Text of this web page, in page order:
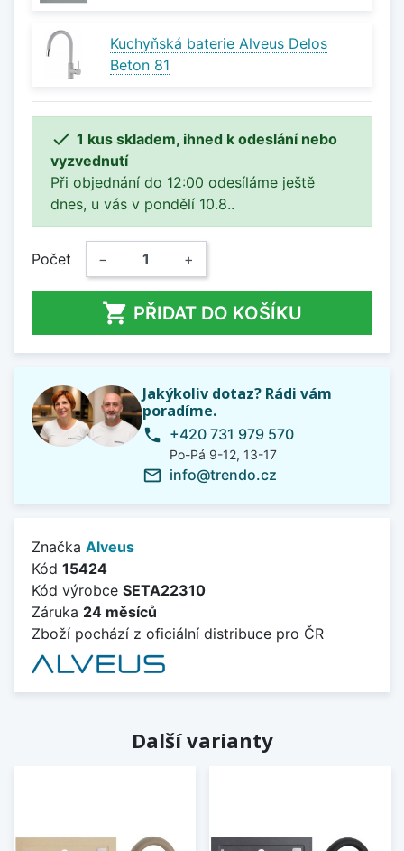
Kuchyňská baterie Alveus Delos
Beton 81
 1 kus skladem, ihned k odeslání nebo
vyzvednutí
Při objednání do 12:00 odesíláme ještě
dnes, u vás v pondělí 10.8..
Počet − +
 PŘIDAT DO KOŠÍKU
Jakýkoliv dotaz? Rádi vám
poradíme.
phone +420 731 979 570
Po-Pá 9-12, 13-17
mail_outline info@trendo.cz
Značka Alveus
Kód 15424
Kód výrobce SETA22310
Záruka 24 měsíců
Zboží pochází z oficiální distribuce pro ČR
Další varianty